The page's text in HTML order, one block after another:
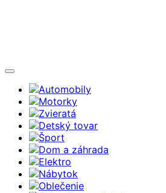
Automobily
Motorky
Zvieratá
Detský tovar
Šport
Dom a záhrada
Elektro
Nábytok
Oblečenie